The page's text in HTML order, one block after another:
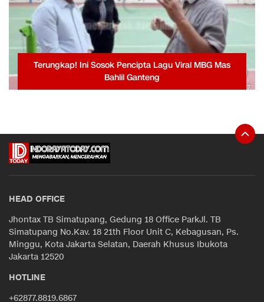
Terungkap! Ini Sosok Pencipta Lagu Viral MBG Mas
Bahlil Ganteng
HEAD OFFICE
Jhontax TB Simatupang, Gedung 18 Office ParkJl. TB
Simatupang No.Kav. 18 21th Floor Unit C, Kebagusan, Ps.
Minggu, Kota Jakarta Selatan, Daerah Khusus Ibukota
Jakarta 12520
HOTLINE
+62877.8819.6867